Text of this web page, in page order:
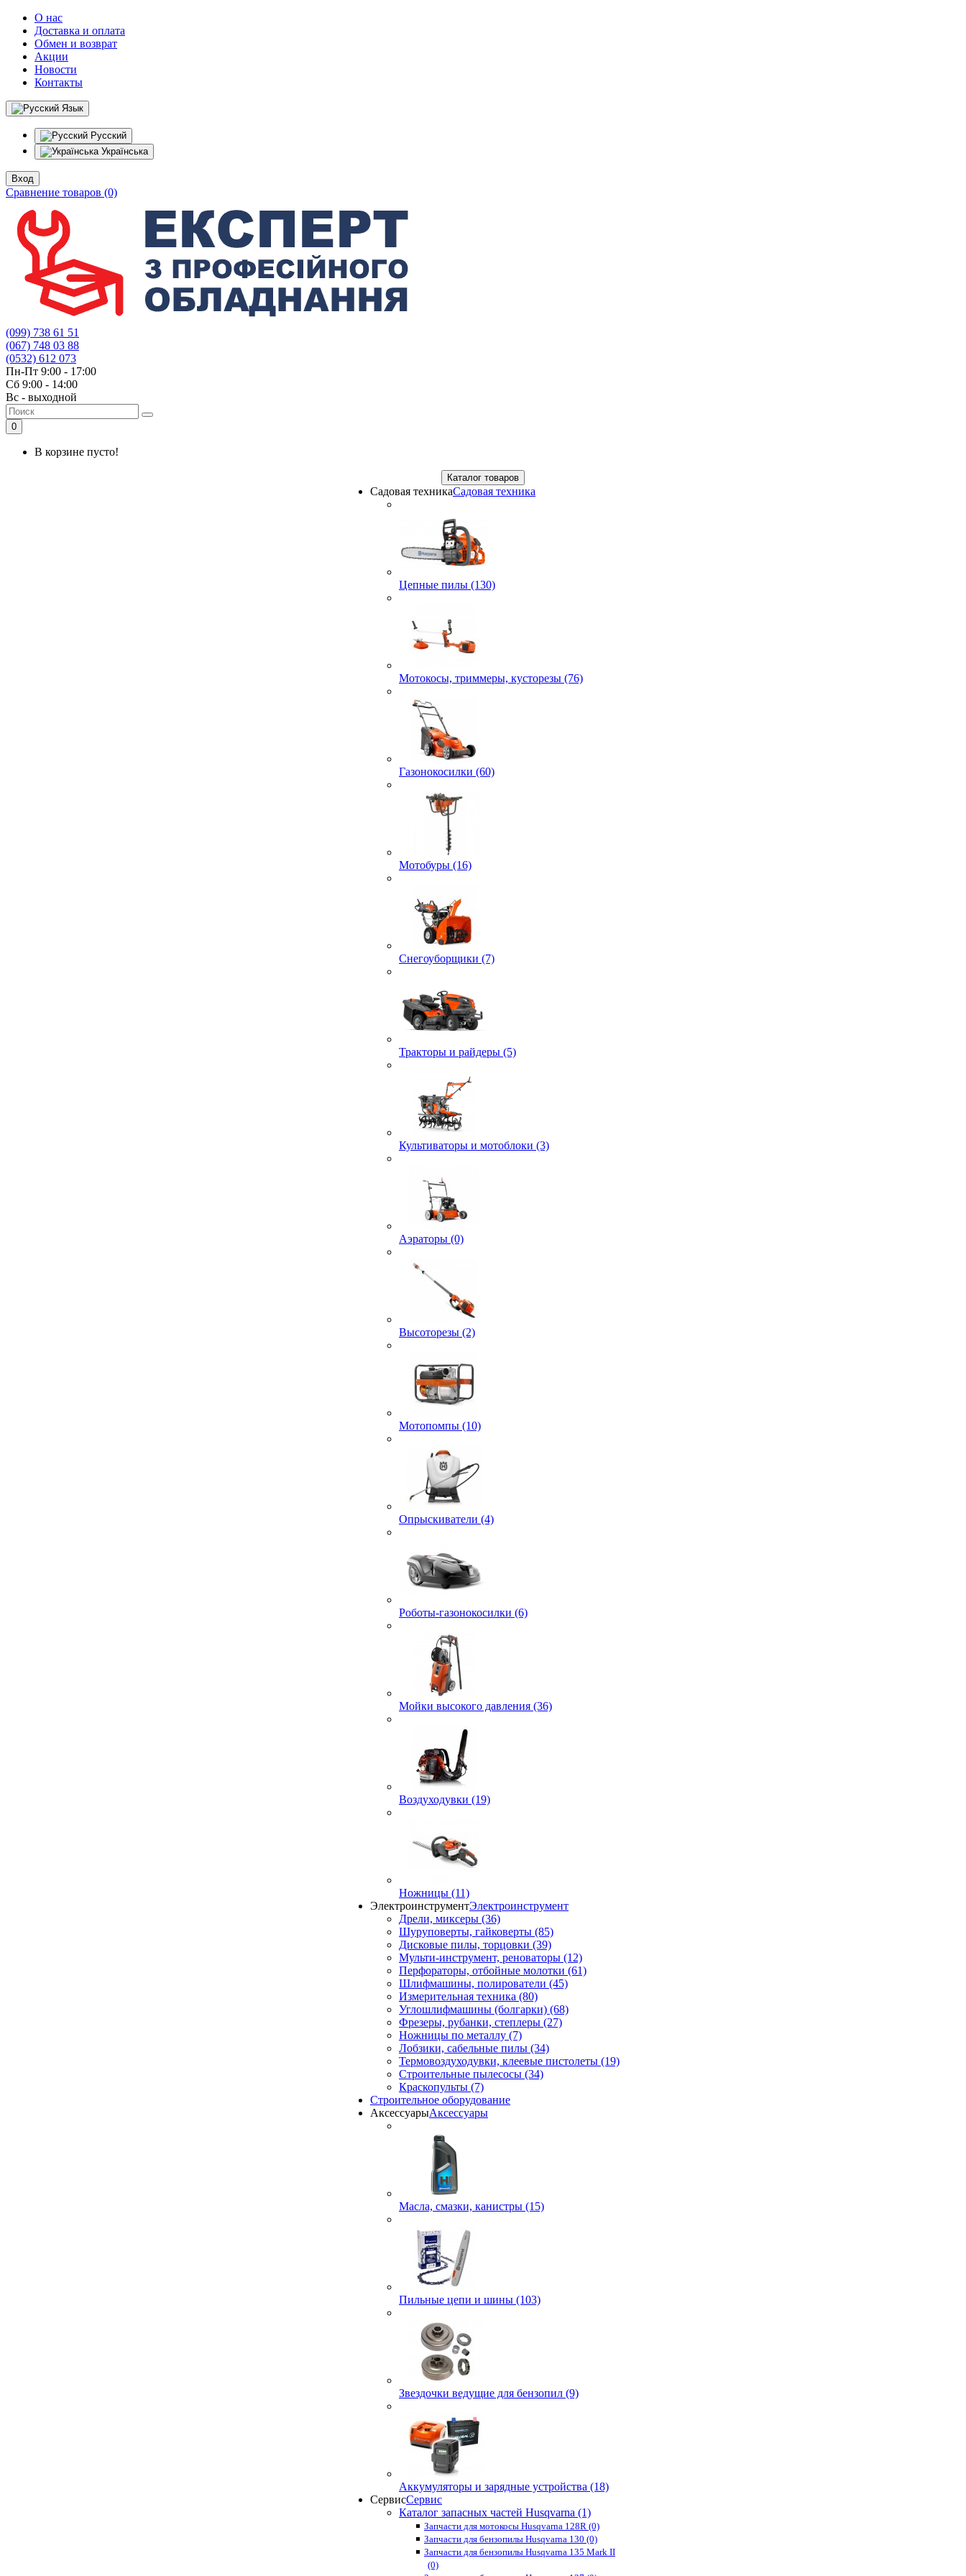
О нас
Доставка и оплата
Обмен и возврат
Акции
Новости
Контакты
Язык
Русский
Українська
Вход
Сравнение товаров (0)
(099) 738 61 51
(067) 748 03 88
(0532) 612 073
Пн-Пт 9:00 - 17:00
Сб 9:00 - 14:00
Вс - выходной
0
В корзине пусто!
Каталог товаров
Садовая техникаСадовая техника
Цепные пилы (130)
Мотокосы, триммеры, кусторезы (76)
Газонокосилки (60)
Мотобуры (16)
Снегоуборщики (7)
Тракторы и райдеры (5)
Культиваторы и мотоблоки (3)
Аэраторы (0)
Высоторезы (2)
Мотопомпы (10)
Опрыскиватели (4)
Роботы-газонокосилки (6)
Мойки высокого давления (36)
Воздуходувки (19)
Ножницы (11)
ЭлектроинструментЭлектроинструмент
Дрели, миксеры (36)
Шуруповерты, гайковерты (85)
Дисковые пилы, торцовки (39)
Мульти-инструмент, реноваторы (12)
Перфораторы, отбойные молотки (61)
Шлифмашины, полирователи (45)
Измерительная техника (80)
Углошлифмашины (болгарки) (68)
Фрезеры, рубанки, степлеры (27)
Ножницы по металлу (7)
Лобзики, сабельные пилы (34)
Термовоздуходувки, клеевые пистолеты (19)
Строительные пылесосы (34)
Краскопульты (7)
Строительное оборудование
АксессуарыАксессуары
Масла, смазки, канистры (15)
Пильные цепи и шины (103)
Звездочки ведущие для бензопил (9)
Аккумуляторы и зарядные устройства (18)
СервисСервис
Каталог запасных частей Husqvarna (1)
Запчасти для мотокосы Husqvarna 128R (0)
Запчасти для бензопилы Husqvarna 130 (0)
Запчасти для бензопилы Husqvarna 135 Mark II
(0)